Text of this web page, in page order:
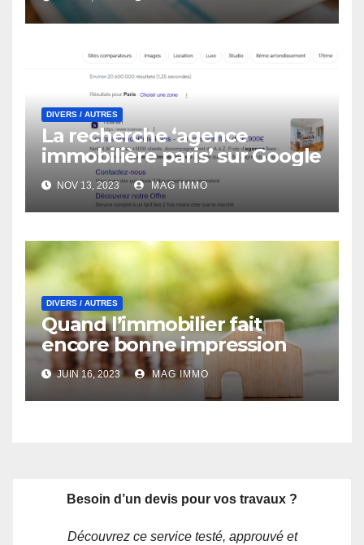
DIVERS / AUTRES
La recherche ‘agence
immobilière paris’ sur Google
NOV 13, 2023 MAG IMMO
DIVERS / AUTRES
Quand l’immobilier fait
encore bonne impression
JUIN 16, 2023 MAG IMMO
Besoin d’un devis pour vos travaux ?
Découvrez ce service testé, approuvé et